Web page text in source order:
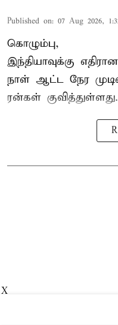
Published on: 07 Aug 2026,
கொழும்பு,
இந்தியாவுக்கு
நாள் ஆட்ட நேர
ரன்கள் குவித்துள்ளது.
X